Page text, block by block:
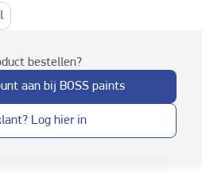
bestellen?
aan bij BOSS paints
Log hier in